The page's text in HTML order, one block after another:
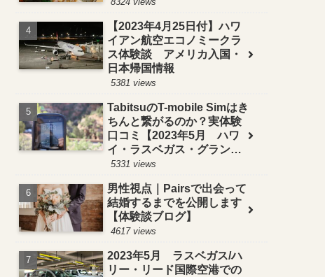
【2023年4月25日付】ハワ
イアン航空エコノミークラ
ス体験談 アメリカ入国・
日本帰国情報
5381 views
TabitsuのT-mobile Simはき
ちんと繋がるのか？実体験
口コミ【2023年5月 ハワ
イ・ラスベガス・グランド
サークルで検証】
5331 views
男性視点｜Pairsで出会って
結婚するまでを公開します
【体験談ブログ】
4617 views
2023年5月 ラスベガス/ハ
リー・リード国際空港での